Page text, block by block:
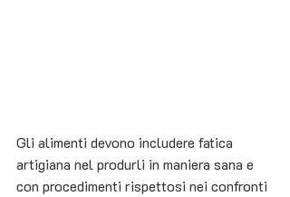
Gli alimenti devono includere fatica
artigiana nel produrli in maniera sana e
con procedimenti rispettosi nei confronti